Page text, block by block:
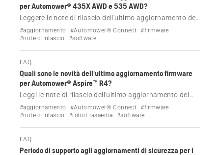
per Automower® 435X AWD e 535 AWD?
Leggere le note di rilascio dell'ultimo aggiornamento del
firmware per Automower® 435X AWD e 535 AWD
Husqvarna.
#aggiornamento #Automower® Connect #firmware
#note di rilascio
#software
FAQ
Quali sono le novità dell'ultimo aggiornamento firmware
per Automower® Aspire™ R4?
Leggi le note di rilascio dell'ultimo aggiornamento del
firmware per Automower® Aspire™ R4 Husqvarna.
#aggiornamento #Automower® Connect #firmware
#note di rilascio
#robot rasaerba #software
FAQ
Periodo di supporto agli aggiornamenti di sicurezza per i